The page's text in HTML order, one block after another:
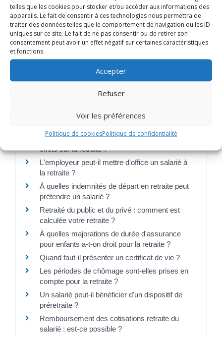
telles que les cookies pour stocker et/ou accéder aux informations des
appareils. Le fait de consentir à ces technologies nous permettra de
traiter des données telles que le comportement de navigation ou les ID
uniques sur ce site. Le fait de ne pas consentir ou de retirer son
consentement peut avoir un effet négatif sur certaines caractéristiques
et fonctions.
Accepter
Refuser
Voir les préférences
Politique de cookiesPolitique de confidentialité
pension de retraite ?
Demande de départ en retraite : quelles sont
les démarches à faire ?
Assuré polypensionné : quelles démarches
effectuer pour demander votre retraite ?
Un salarié peut-il choisir la date de son départ
Pension de retraite : quel est le montant
Travailler après 67 ans : quelles conséquences
Salarié détaché à l'étranger ou expatrié : quels
effets sur la retraite ?
L'employeur peut-il mettre d'office un salarié à
la retraite ?
À quelles indemnités de départ en retraite peut
prétendre un salarié ?
Retraité du public et du privé : comment est
calculée votre retraite ?
À quelles majorations de durée d'assurance
pour enfants a-t-on droit pour la retraite ?
Quand faut-il présenter un certificat de vie ?
Les périodes de chômage sont-elles prises en
compte pour la retraite ?
Un salarié peut-il bénéficier d'un dispositif de
préretraite ?
Remboursement des cotisations retraite du
salarié : est-ce possible ?